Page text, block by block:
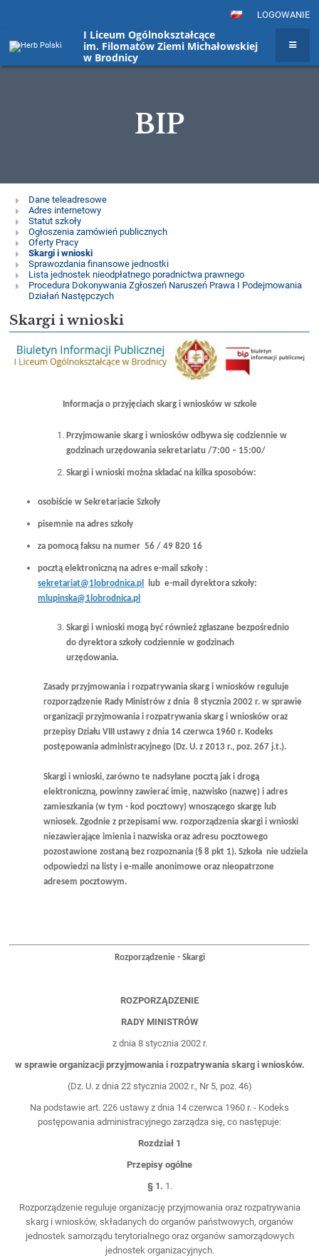
LOGOWANIE
I Liceum Ogólnokształcące
im. Filomatów Ziemi Michałowskiej
w Brodnicy
BIP
BIPDane teleadresowe
Adres internetowy
Statut szkoły
Ogłoszenia zamówień publicznych
Oferty Pracy
Skargi i wnioski
Sprawozdania finansowe jednostki
Lista jednostek nieodpłatnego poradnictwa prawnego
Procedura Dokonywania Zgłoszeń Naruszeń Prawa I Podejmowania
Działań Następczych
Skargi i wnioski
Informacja o przyjęciach skarg i wniosków w szkole
Przyjmowanie skarg i wniosków odbywa się codziennie w
godzinach urzędowania sekretariatu /7:00 – 15:00/
Skargi i wnioski można składać na kilka sposobów:
osobiście w Sekretariacie Szkoły
pisemnie na adres szkoły
za pomocą faksu na numer 56 / 49 820 16
pocztą elektroniczną na adres e-mail szkoły :
sekretariat@1lobrodnica.pl
lub e-mail dyrektora szkoły:
mlupinska@1lobrodnica.pl
Skargi i wnioski mogą być również zgłaszane bezpośrednio
do dyrektora szkoły codziennie w godzinach
urzędowania.
Zasady przyjmowania i rozpatrywania skarg i wniosków reguluje
rozporządzenie Rady Ministrów z dnia 8 stycznia 2002 r. w sprawie
organizacji przyjmowania i rozpatrywania skarg i wniosków oraz
przepisy Działu VIII ustawy z dnia 14 czerwca 1960 r. Kodeks
postępowania administracyjnego (Dz. U. z 2013 r., poz. 267 j.t.).
Skargi i wnioski, zarówno te nadsyłane pocztą jak i drogą
elektroniczną, powinny zawierać imię, nazwisko (nazwę) i adres
zamieszkania (w tym - kod pocztowy) wnoszącego skargę lub
wniosek. Zgodnie z przepisami ww. rozporządzenia skargi i wnioski
niezawierające imienia i nazwiska oraz adresu pocztowego
pozostawione zostaną bez rozpoznania (§ 8 pkt 1). Szkoła nie udziela
odpowiedzi na listy i e-maile anonimowe oraz nieopatrzone
adresem pocztowym.
Rozporządzenie - Skargi
ROZPORZĄDZENIE
RADY MINISTRÓW
z dnia 8 stycznia 2002 r.
w sprawie organizacji przyjmowania i rozpatrywania skarg i wniosków.
(Dz. U. z dnia 22 stycznia 2002 r., Nr 5, poz. 46)
Na podstawie art. 226 ustawy z dnia 14 czerwca 1960 r. - Kodeks
postępowania administracyjnego zarządza się, co następuje:
Rozdział 1
Przepisy ogólne
§ 1. 1.
Rozporządzenie reguluje organizację przyjmowania oraz rozpatrywania
skarg i wniosków, składanych do organów państwowych, organów
jednostek samorządu terytorialnego oraz organów samorządowych
jednostek organizacyjnych.